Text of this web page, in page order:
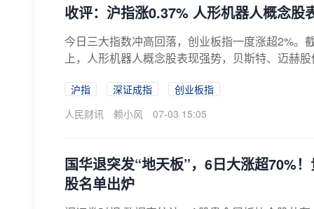
收评：沪指涨0.37% 人形机器人概念股
今日三大指数冲高回落，创业板指一度涨超2%。
上，人形机器人概念股表现强势，贝斯特、迈赫
沪指 深证成指
创业板指
人民财讯
赖小风 07-03 15:05
国华退突发“地天板”，6日大涨超70%
股名单出炉